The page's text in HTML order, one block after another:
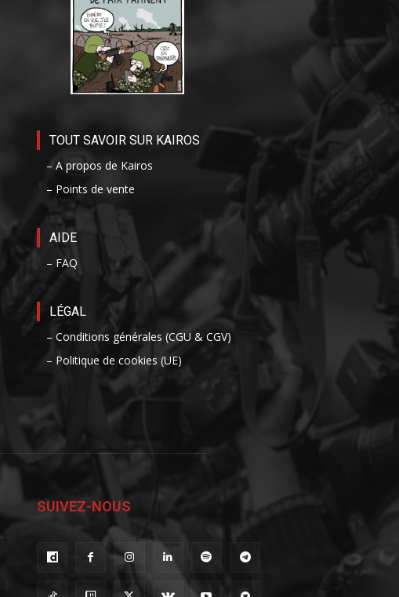
TOUT SAVOIR SUR KAIROS
– A propos de Kairos
– Points de vente
AIDE
– FAQ
LÉGAL
– Conditions générales (CGU & CGV)
– Politique de cookies (UE)
SUIVEZ-NOUS